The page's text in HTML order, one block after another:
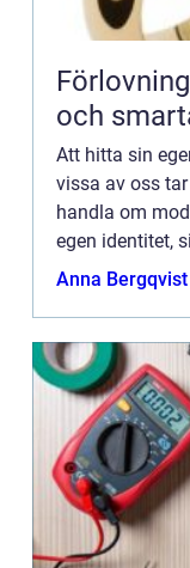
och
Att hitta sin
vissa av oss
handla om
egen identitet,
borde ställa
Anna Bergqvist